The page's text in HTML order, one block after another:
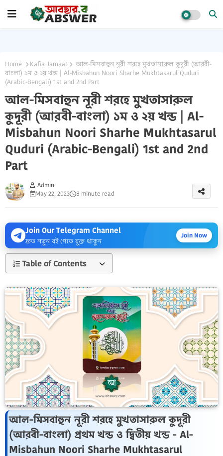
Home Kafia Jamaat
আল-মিসবাহুন নূরী শরহে মুখতাসারুল কুদূরী (আরবী-
বাংলা) ১ম ও ২য় খন্ড | Al-Misbahun Noori Sharhe Mukhtasarul Quduri
(Arabic-Bengali) 1st ‍and 2nd Part
আল-মিসবাহুন নূরী শরহে মুখতাসারুল
কুদূরী (আরবী-বাংলা) ১ম ও ২য় খন্ড | Al-
Misbahun Noori Sharhe Mukhtasarul
Quduri (Arabic-Bengali) 1st ‍and 2nd
Part
Admin
May 22, 2023
8 minute read
Join Our Telegram Channel
দ্রুত নতুন বই পেতে যুক্ত থাকুন
Join Now
Table of Contents
আল-মিসবাহুন নূরী শরহে মুখতাসারুল কুদূরী
(আরবী-বাংলা) প্রথম খন্ড ও দ্বিতীয় খন্ড - Al-
Misbahun Noori Sharhe Mukhtasarul